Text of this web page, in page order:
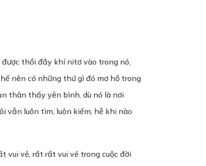
thổi đầy khí nitơ vào trong nó,
nên có những thứ gì đó mơ hồ trong
thân thấy yên bình, dù nó là nơi
vẫn luôn tìm, luôn kiếm, hễ khi nào
vui vẻ, rất rất vui vẻ trong cuộc đời